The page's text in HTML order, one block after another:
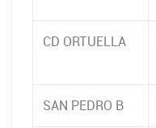
CD ORTUELLA
SAN PEDRO B